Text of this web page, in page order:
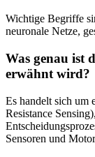
Wichtige Begriffe
neuronale Netze,
Was genau ist
erwähnt wird?
Es handelt sich um
Resistance
Sensoren und